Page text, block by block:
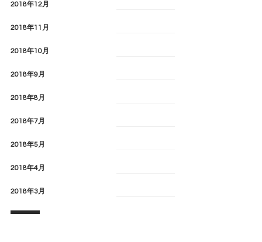
2018年12月
2018年11月
2018年10月
2018年9月
2018年8月
2018年7月
2018年5月
2018年4月
2018年3月